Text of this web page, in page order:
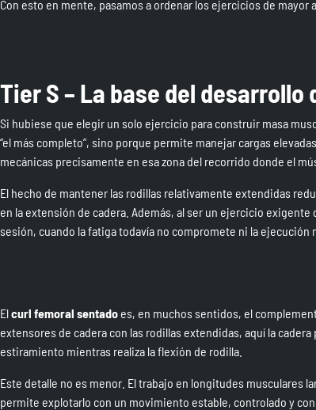
Con esto en mente, pasamos a ordenar los ejercicios de mayor
Tier S – La base del desarrollo
Si hubiese que elegir un solo ejercicio para construir masa
“el más completo”, sino porque permite manejar cargas
mecánicas precisamente en esa zona del recorrido donde el
El hecho de mantener las rodillas relativamente extendidas
en la extensión de cadera. Además, al ser un ejercicio
sesión, cuando la fatiga todavía no compromete ni la ejecución
Elcurl femoral sentado es, en muchos sentidos, el
extensores de cadera con las rodillas extendidas, aquí la
estiramiento mientras realiza la flexión de rodilla.
Este detalle no es menor. El trabajo en longitudes musculares
permite explotarlo con un movimiento estable, controlado y